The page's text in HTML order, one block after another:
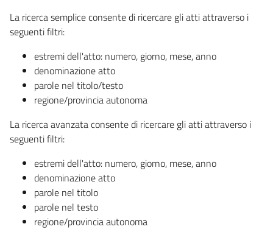
La ricerca semplice consente di ricercare gli atti attraverso i
seguenti filtri:
estremi dell'atto: numero, giorno, mese, anno
denominazione atto
parole nel titolo/testo
regione/provincia autonoma
La ricerca avanzata consente di ricercare gli atti attraverso i
seguenti filtri:
estremi dell'atto: numero, giorno, mese, anno
denominazione atto
parole nel titolo
parole nel testo
regione/provincia autonoma